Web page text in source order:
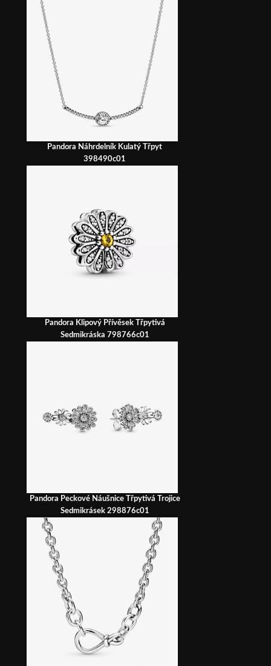
Pandora Náhrdelník Kulatý Třpyt
398490c01
Pandora Klipový Přívěsek Třpytivá
Sedmikráska 798766c01
Pandora Peckové Náušnice Třpytivá Trojice
Sedmikrásek 298876c01